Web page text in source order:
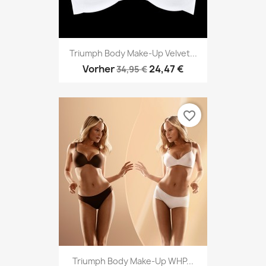
Triumph Body Make-Up Velvet...
Vorher34,95 €24,47 €
Triumph Body Make-Up WHP...
favorite_border